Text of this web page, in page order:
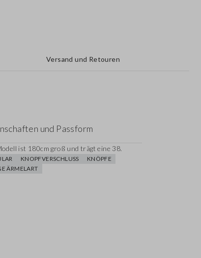
Versand und Retouren
und Passform
ist 180cm groß und trägt eine 38.
KNOPFVERSCHLUSS
KNÖPFE
ÄRMELART